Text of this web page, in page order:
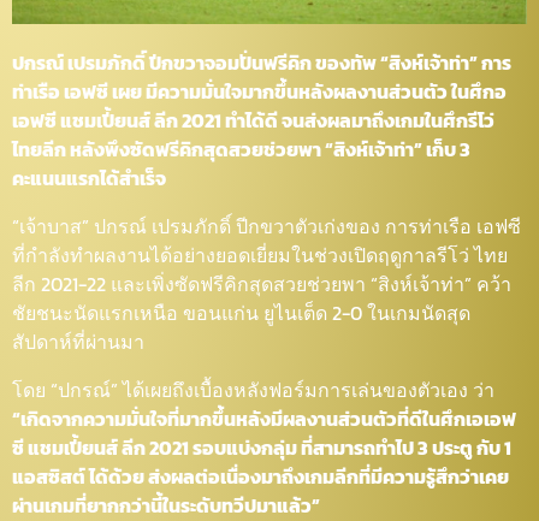
ปกรณ์ เปรมภักดิ์ ปีกขวาจอมปั่นฟรีคิก ของทัพ “สิงห์เจ้าท่า” การ
ท่าเรือ เอฟซี เผย มีความมั่นใจมากขึ้นหลังผลงานส่วนตัว ในศึกอ
เอฟซี แชมเปี้ยนส์ ลีก 2021 ทำได้ดี จนส่งผลมาถึงเกมในศึกรีโว่
ไทยลีก หลังพึงซัดฟรีคิกสุดสวยช่วยพา “สิงห์เจ้าท่า” เก็บ 3
คะแนนแรกได้สำเร็จ
“เจ้าบาส” ปกรณ์ เปรมภักดิ์ ปีกขวาตัวเก่งของ การท่าเรือ เอฟซี
ที่กำลังทำผลงานได้อย่างยอดเยี่ยมในช่วงเปิดฤดูกาลรีโว่ ไทย
ลีก 2021-22 และเพิ่งซัดฟรีคิกสุดสวยช่วยพา “สิงห์เจ้าท่า” คว้า
ชัยชนะนัดแรกเหนือ ขอนแก่น ยูไนเต็ด 2-0 ในเกมนัดสุด
สัปดาห์ที่ผ่านมา
โดย “ปกรณ์” ได้เผยถึงเบื้องหลังฟอร์มการเล่นของตัวเอง ว่า
“เกิดจากความมั่นใจที่มากขึ้นหลังมีผลงานส่วนตัวที่ดีในศึกเอเอฟ
ซี แชมเปี้ยนส์ ลีก 2021 รอบแบ่งกลุ่ม ที่สามารถทำไป 3 ประตู กับ 1
แอสซิสต์ ได้ด้วย ส่งผลต่อเนื่องมาถึงเกมลีกที่มีความรู้สึกว่าเคย
ผ่านเกมที่ยากกว่านี้ในระดับทวีปมาแล้ว”